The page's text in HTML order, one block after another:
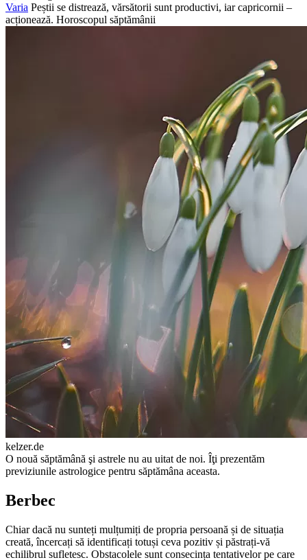
Varia Peștii se distrează, vărsătorii sunt productivi, iar capricornii –
acționează. Horoscopul săptămânii
kelzer.de
О nouă săptămână şi astrele nu au uitat de noi. Îţi prezentăm
previziunile astrologice pentru săptămâna aceasta.
Berbec
Chiar dacă nu sunteți mulțumiți de propria persoană și de situația
creată, încercați să identificați totuși ceva pozitiv și păstrați-vă
echilibrul sufletesc. Obstacolele sunt consecința tentativelor pe care